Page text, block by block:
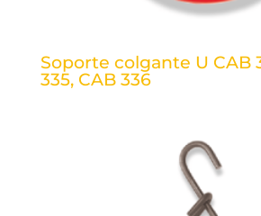
Soporte colgante U CAB
335, CAB 336